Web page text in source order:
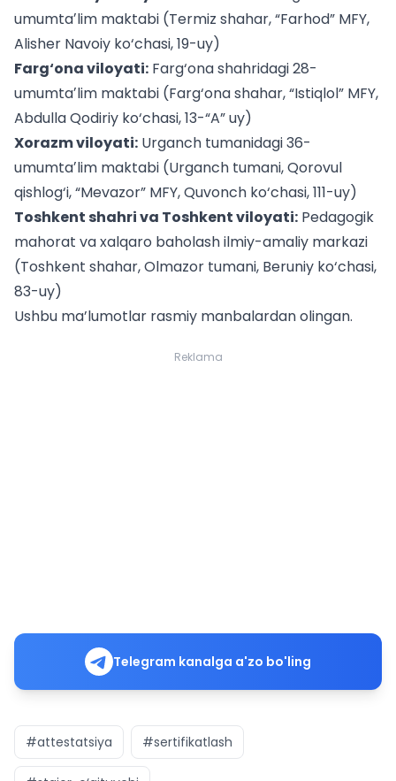
umumtaʼlim maktabi (Termiz shahar, “Farhod” MFY,
Alisher Navoiy ko‘chasi, 19-uy)
Farg‘ona viloyati: Farg‘ona shahridagi 28-
umumtaʼlim maktabi (Farg‘ona shahar, “Istiqlol” MFY,
Abdulla Qodiriy ko‘chasi, 13-“A” uy)
Xorazm viloyati: Urganch tumanidagi 36-
umumtaʼlim maktabi (Urganch tumani, Qorovul
qishlog‘i, “Mevazor” MFY, Quvonch ko‘chasi, 111-uy)
Toshkent shahri va Toshkent viloyati: Pedagogik
mahorat va xalqaro baholash ilmiy-amaliy markazi
(Toshkent shahar, Olmazor tumani, Beruniy ko‘chasi,
83-uy)
Ushbu ma’lumotlar rasmiy manbalardan olingan.
Reklama
Telegram kanalga a'zo bo'ling
#attestatsiya #sertifikatlash